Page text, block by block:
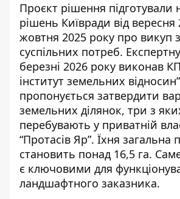
Проєкт рішення підготували
рішень Київради від вересня
жовтня 2025 року про викуп
суспільних потреб. Експертну
березні 2026 року виконав КП
інститут земельних
пропонується затвердити
земельних ділянок, три з
перебувають у приватній
“Протасів Яр”. Їхня загальна
становить понад 16,5 га.
є ключовими для
ландшафтного заказника.